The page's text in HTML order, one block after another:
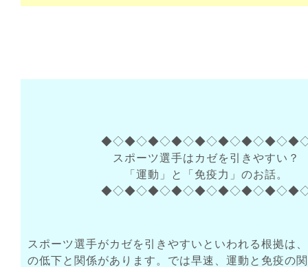
スポーツ選手はカゼを引きやすい？
「運動」と「免疫力」のお話。
スポーツ選手がカゼを引きやすいといわれる根拠は
の低下と関係があります。では早速、運動と免疫の